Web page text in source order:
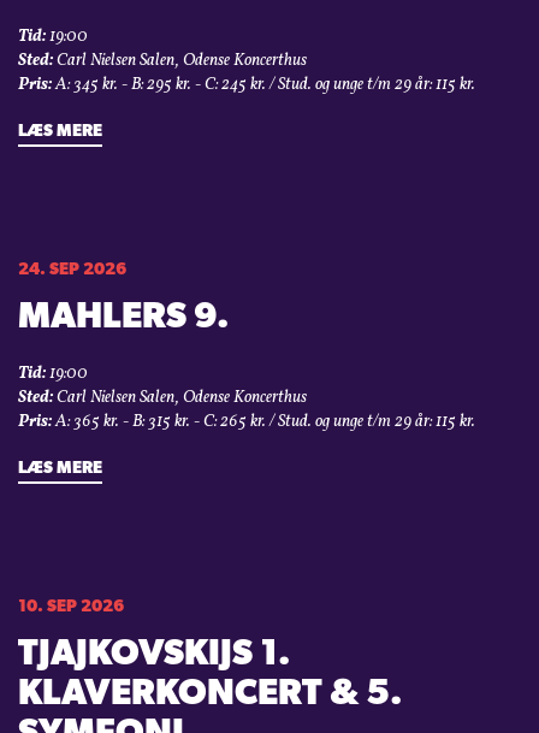
Tid:19:00
Sted:Carl Nielsen Salen, Odense Koncerthus
Pris:A: 345 kr. - B: 295 kr. - C: 245 kr. / Stud. og unge t/m 29 år: 115 kr.
LÆS MERE
24. SEP 2026
MAHLERS 9.
Tid:19:00
Sted:Carl Nielsen Salen, Odense Koncerthus
Pris:A: 365 kr. - B: 315 kr. - C: 265 kr. / Stud. og unge t/m 29 år: 115 kr.
LÆS MERE
10. SEP 2026
TJAJKOVSKIJS 1.
KLAVERKONCERT & 5.